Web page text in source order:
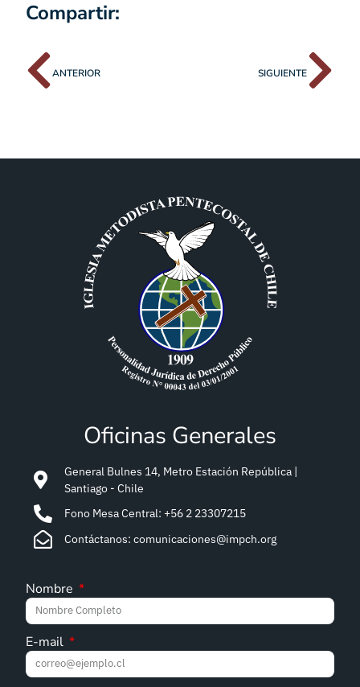
Compartir:
ANTERIOR SIGUIENTE
Oficinas Generales
General Bulnes 14, Metro Estación República |
Santiago - Chile
Fono Mesa Central: +56 2 23307215
Contáctanos: comunicaciones@impch.org
Nombre
E-mail